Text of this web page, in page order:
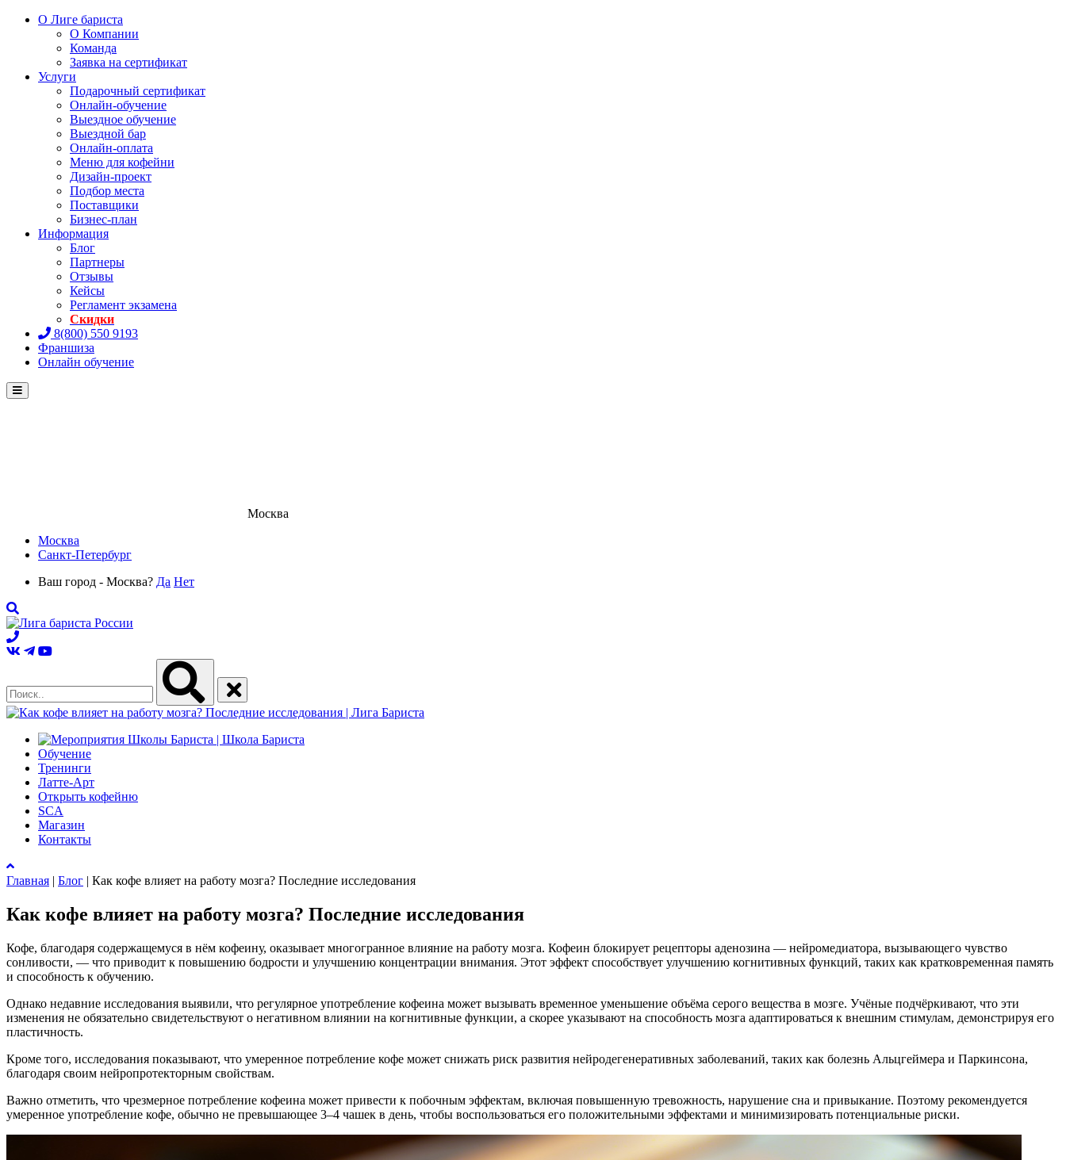
О Лиге бариста
О Компании
Команда
Заявка на сертификат
Услуги
Подарочный сертификат
Онлайн-обучение
Выездное обучение
Выездной бар
Онлайн-оплата
Меню для кофейни
Дизайн-проект
Подбор места
Поставщики
Бизнес-план
Информация
Блог
Партнеры
Отзывы
Кейсы
Регламент экзамена
Скидки
8(800) 550 9193
Франшиза
Онлайн обучение
Menu
Москва
Москва
Санкт-Петербург
Ваш город - Москва? Да Нет
Обучение
Тренинги
Латте-Арт
Открыть кофейню
SCA
Магазин
Контакты
Главная | Блог | Как кофе влияет на работу мозга? Последние исследования
Как кофе влияет на работу мозга? Последние исследования
Кофе, благодаря содержащемуся в нём кофеину, оказывает многогранное влияние на работу мозга. Кофеин блокирует рецепторы аденозина — нейромедиатора, вызывающего чувство
сонливости, — что приводит к повышению бодрости и улучшению концентрации внимания. Этот эффект способствует улучшению когнитивных функций, таких как кратковременная память
и способность к обучению.
Однако недавние исследования выявили, что регулярное употребление кофеина может вызывать временное уменьшение объёма серого вещества в мозге. Учёные подчёркивают, что эти
изменения не обязательно свидетельствуют о негативном влиянии на когнитивные функции, а скорее указывают на способность мозга адаптироваться к внешним стимулам, демонстрируя его
пластичность.
Кроме того, исследования показывают, что умеренное потребление кофе может снижать риск развития нейродегенеративных заболеваний, таких как болезнь Альцгеймера и Паркинсона,
благодаря своим нейропротекторным свойствам.
Важно отметить, что чрезмерное потребление кофеина может привести к побочным эффектам, включая повышенную тревожность, нарушение сна и привыкание. Поэтому рекомендуется
умеренное употребление кофе, обычно не превышающее 3–4 чашек в день, чтобы воспользоваться его положительными эффектами и минимизировать потенциальные риски.